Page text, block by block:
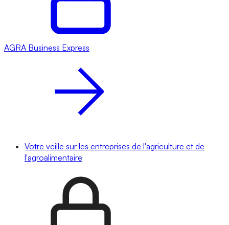
AGRA Business Express
Votre veille sur les entreprises de l'agriculture et de
l'agroalimentaire